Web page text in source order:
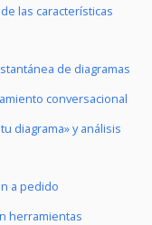
las características
de diagramas
conversacional
diagrama» y análisis
a pedido
herramientas